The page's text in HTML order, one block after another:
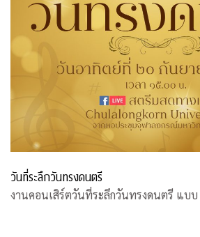
วันที่ระลึกวันทรงดนตรี
งานคอนเสิร์ตวันที่ระลึกวันทรงดนตรี แบ